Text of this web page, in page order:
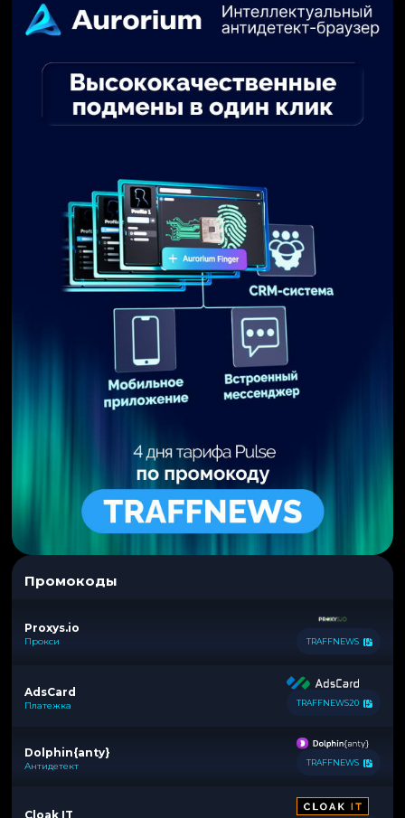
Промокоды
Proxys.io
Прокси TRAFFNEWS
AdsCard
Платежка TRAFFNEWS20
Dolphin{anty}
Антидетект TRAFFNEWS
Cloak IT